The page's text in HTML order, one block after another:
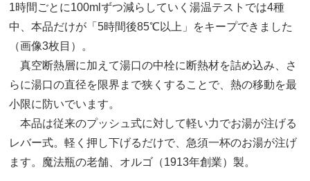
1時間ごとに100mlずつ減らしていく湯温テストでは4種
中、本品だけが「5時間後85℃以上」をキープできました
（画像3枚目）。
真空断熱層に加えて湯口の中栓に断熱材を詰め込み、さ
らに湯口の直径を限界まで狭くすることで、熱の移動を最
小限に防いでいます。
本品は従来のプッシュ式に対して軽い力でお湯が注げる
レバー式。軽く押し下げるだけで、急須一杯のお湯が注げ
ます。魔法瓶の老舗、オルゴ（1913年創業）製。